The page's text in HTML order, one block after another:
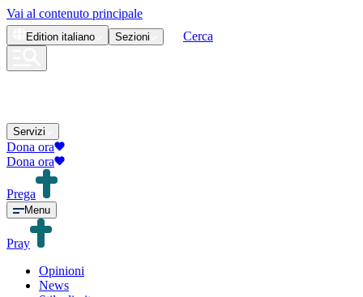
Vai al contenuto principale
Edition italiano Sezioni Cerca
Servizi
Dona ora
Dona ora
Prega
Menu
Pray
Opinioni
News